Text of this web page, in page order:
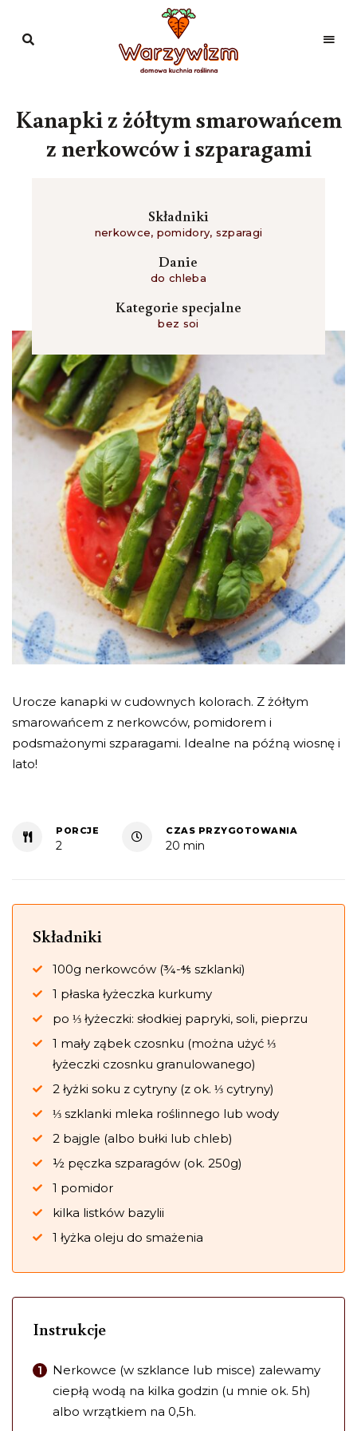
Domowa
Kanapki z żółtym smarowańcem
z nerkowców i szparagami
Składniki
nerkowce, pomidory, szparagi
Danie
do chleba
Kategorie specjalne
bez soi
Urocze kanapki w cudownych kolorach. Z żółtym
smarowańcem z nerkowców, pomidorem i
podsmażonymi szparagami. Idealne na późną wiosnę i
lato!
PORCJE
2
CZAS PRZYGOTOWANIA
20 min
Składniki
100g nerkowców (¾-⅘ szklanki)
1 płaska łyżeczka kurkumy
po ⅓ łyżeczki: słodkiej papryki, soli, pieprzu
1 mały ząbek czosnku (można użyć ⅓
łyżeczki czosnku granulowanego)
2 łyżki soku z cytryny (z ok. ⅓ cytryny)
⅓ szklanki mleka roślinnego lub wody
2 bajgle (albo bułki lub chleb)
½ pęczka szparagów (ok. 250g)
1 pomidor
kilka listków bazylii
1 łyżka oleju do smażenia
Instrukcje
Nerkowce (w szklance lub misce) zalewamy
ciepłą wodą na kilka godzin (u mnie ok. 5h)
albo wrzątkiem na 0,5h.